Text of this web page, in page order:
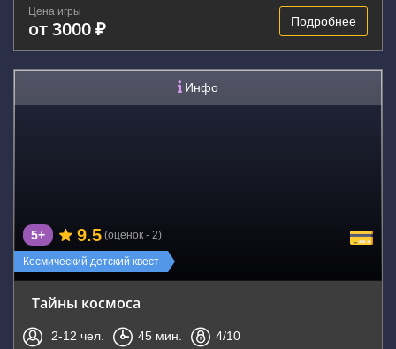
Цена игры
от 3000 ₽ Подробнее
Инфо
Космический детский квест
5+ 9.5 (оценок - 2)
Тайны космоса
2-12 чел. 45 мин. 4/10